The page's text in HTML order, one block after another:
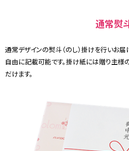
通常熨
通常デザインの熨斗（のし）掛けを行いお届
自由に記載可能です。掛け紙には贈り主様
だけます。